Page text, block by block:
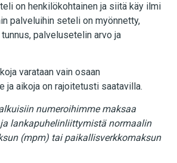
on henkilökohtainen ja siitä käy ilmi
palveluihin seteli on myönnetty,
palvelusetelin arvo ja
varataan vain osaan
ja aikoja on rajoitetusti saatavilla.
numeroihimme maksaa
lankapuhelinliittymistä normaalin
(mpm) tai paikallisverkkomaksun